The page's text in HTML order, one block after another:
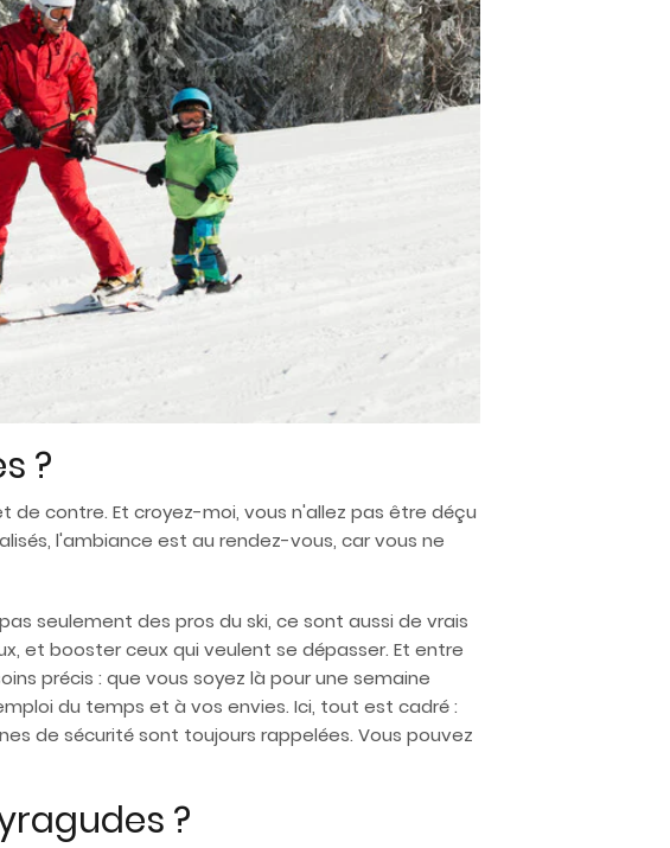
?
de contre. Et croyez-moi, vous n'allez pas être déçu
l'ambiance est au rendez-vous, car vous ne
seulement des pros du ski, ce sont aussi de vrais
et booster ceux qui veulent se dépasser. Et entre
précis : que vous soyez là pour une semaine
du temps et à vos envies. Ici, tout est cadré :
de sécurité sont toujours rappelées. Vous pouvez
?